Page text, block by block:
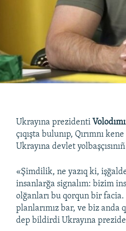
Ukrayına prezidenti
çıqışta bulunıp, Qırımnı
Ukrayına devlet
«Şimdilik, ne yazıq ki,
insanlarğa signalım: bizim
olğanları bu qorqun bir
planlarımız bar, ve biz anda
dep bildirdi Ukrayına